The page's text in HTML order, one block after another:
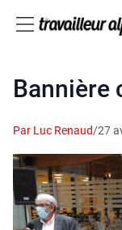
Bannière
Par Luc Renaud/27